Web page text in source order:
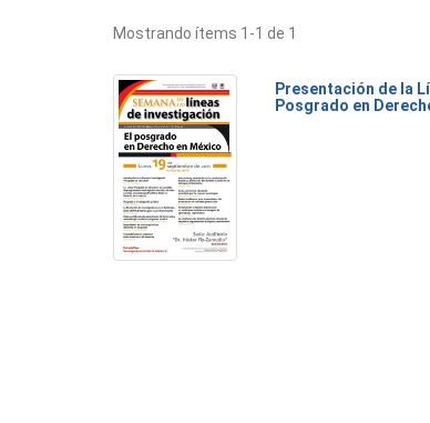
Mostrando ítems 1-1 de 1
Presentación de la
Posgrado en